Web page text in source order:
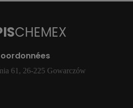
CHEMEX
61, 26-225 Gowarczów